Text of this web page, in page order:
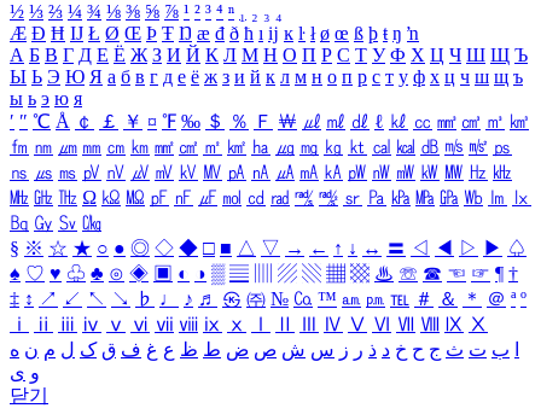
½ ⅓ ⅔ ¼ ¾ ⅛ ⅜ ⅝ ⅞ ¹ ² ³ ⁴ ⁿ ₁ ₂ ₃ ₄
Æ Ð Ħ Ĳ Ł Ø Œ Þ Ŧ Ŋ æ đ ð ħ ı ĳ ĸ ŀ ł ø œ ß þ ŧ ŋ ŉ
А Б В Г Д Е Ё Ж З И Й К Л М Н О П Р С Т У Ф Х Ц Ч Ш Щ Ъ
Ы Ь Э Ю Я а б в г д е ё ж з и й к л м н о п р с т у ф х ц ч ш щ ъ
ы ь э ю я
′ ″ ℃ Å ￠ ￡ ￥ ¤ ℉ ‰ ＄ ％ Ｆ ￦ ㎕ ㎖ ㎗ ℓ ㎘ ㏄ ㎣ ㎤ ㎥ ㎦
㎙ ㎚ ㎛ ㎜ ㎝ ㎞ ㎟ ㎠ ㎡ ㎢ ㏊ ㎍ ㎎ ㎏ ㏏ ㎈ ㎉ ㏈ ㎧ ㎨ ㎰
㎱ ㎲ ㎳ ㎴ ㎵ ㎶ ㎷ ㎸ ㎹ ㎀ ㎁ ㎂ ㎃ ㎄ ㎺ ㎻ ㎽ ㎾ ㎿ ㎐ ㎑
㎒ ㎓ ㎔ Ω ㏀ ㏁ ㎊ ㎋ ㎌ ㏖ ㏅ ㎭ ㎮ ㎯ ㏛ ㎩ ㎪ ㎫ ㎬ ㏝ ㏐
㏓
㏃ ㏉ ㏜ ㏆
§ ※ ☆ ★ ○ ● ◎ ◇ ◆ □ ■ △ ▽ → ← ↑ ↓ ↔ 〓 ◁ ◀ ▷ ▶ ♤
♠ ♡ ♥ ♧ ♣ ⊙ ◈ ▣ ◐ ◑ ▒ ▤ ▨ ▧ ▦ ▩ ♨ ☏ ☎ ☜ ☞ ¶ †
‡ ↕ ↗ ↙ ↖ ↘ ♭ ♩ ♪ ♬ ㉿ ㈜ № ㏇ ™ ㏂ ㏘ ℡ ＃ ＆ ＊ ＠ ª º
ⅰ
ⅱ ⅲ ⅳ ⅴ ⅵ ⅶ ⅷ ⅸ ⅹ Ⅳ Ⅴ Ⅵ Ⅶ Ⅷ Ⅸ Ⅹ
ب ت ث ج ح خ د ذ ر ز س ش ص ض ط ظ ع غ ف ق ک ل م ن ه
و ی
닫기